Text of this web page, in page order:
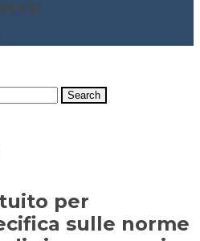
06/21
per
sulle norme